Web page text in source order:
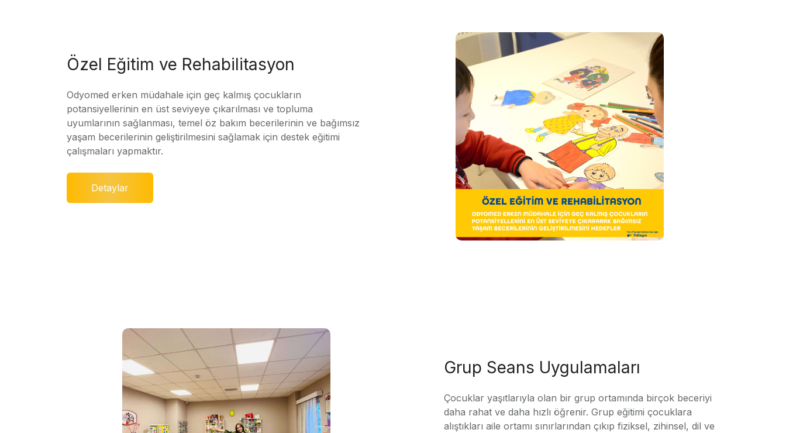
Özel Eğitim ve Rehabilitasyon
Odyomed erken müdahale için geç kalmış çocukların
potansiyellerinin en üst seviyeye çıkarılması ve topluma
uyumlarının sağlanması, temel öz bakım becerilerinin ve bağımsız
yaşam becerilerinin geliştirilmesini sağlamak için destek eğitimi
çalışmaları yapmaktır.
Detaylar
Grup Seans Uygulamaları
Çocuklar yaşıtlarıyla olan bir grup ortamında birçok beceriyi
daha rahat ve daha hızlı öğrenir. Grup eğitimi çocuklara
alıştıkları aile ortamı sınırlarından çıkıp fiziksel, zihinsel, dil ve